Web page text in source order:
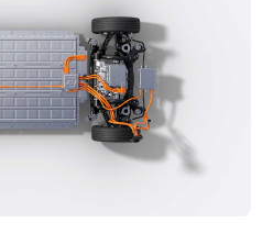
ajustar a intensidade da
de um modo automático, sendo
a recuperação de energia e